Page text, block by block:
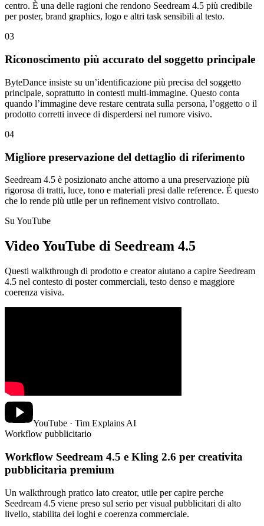
centro. È una delle ragioni che rendono Seedream 4.5 più credibile
per poster, brand graphics, logo e altri task sensibili al testo.
03
Riconoscimento più accurato del soggetto principale
ByteDance insiste su un’identificazione più precisa del soggetto
principale, soprattutto in contesti multi-immagine. Questo conta
quando l’immagine deve restare centrata sulla persona, l’oggetto o il
prodotto corretti invece di disperdersi nel rumore visivo.
04
Migliore preservazione del dettaglio di riferimento
Seedream 4.5 è posizionato anche attorno a una preservazione più
rigorosa di tratti, luce, tono e materiali presi dalle reference. È questo
che lo rende più utile per un refinement visivo controllato.
Su YouTube
Video YouTube di Seedream 4.5
Questi walkthrough di prodotto e creator aiutano a capire Seedream
4.5 nel contesto di poster commerciali, testo denso e maggiore
coerenza visiva.
YouTube · Tim Explains AI
Workflow pubblicitario
Workflow Seedream 4.5 e Kling 2.6 per creativita
pubblicitaria premium
Un walkthrough pratico lato creator, utile per capire perche
Seedream 4.5 viene preso sul serio per visual pubblicitari di alto
livello, stabilita dei loghi e coerenza commerciale.